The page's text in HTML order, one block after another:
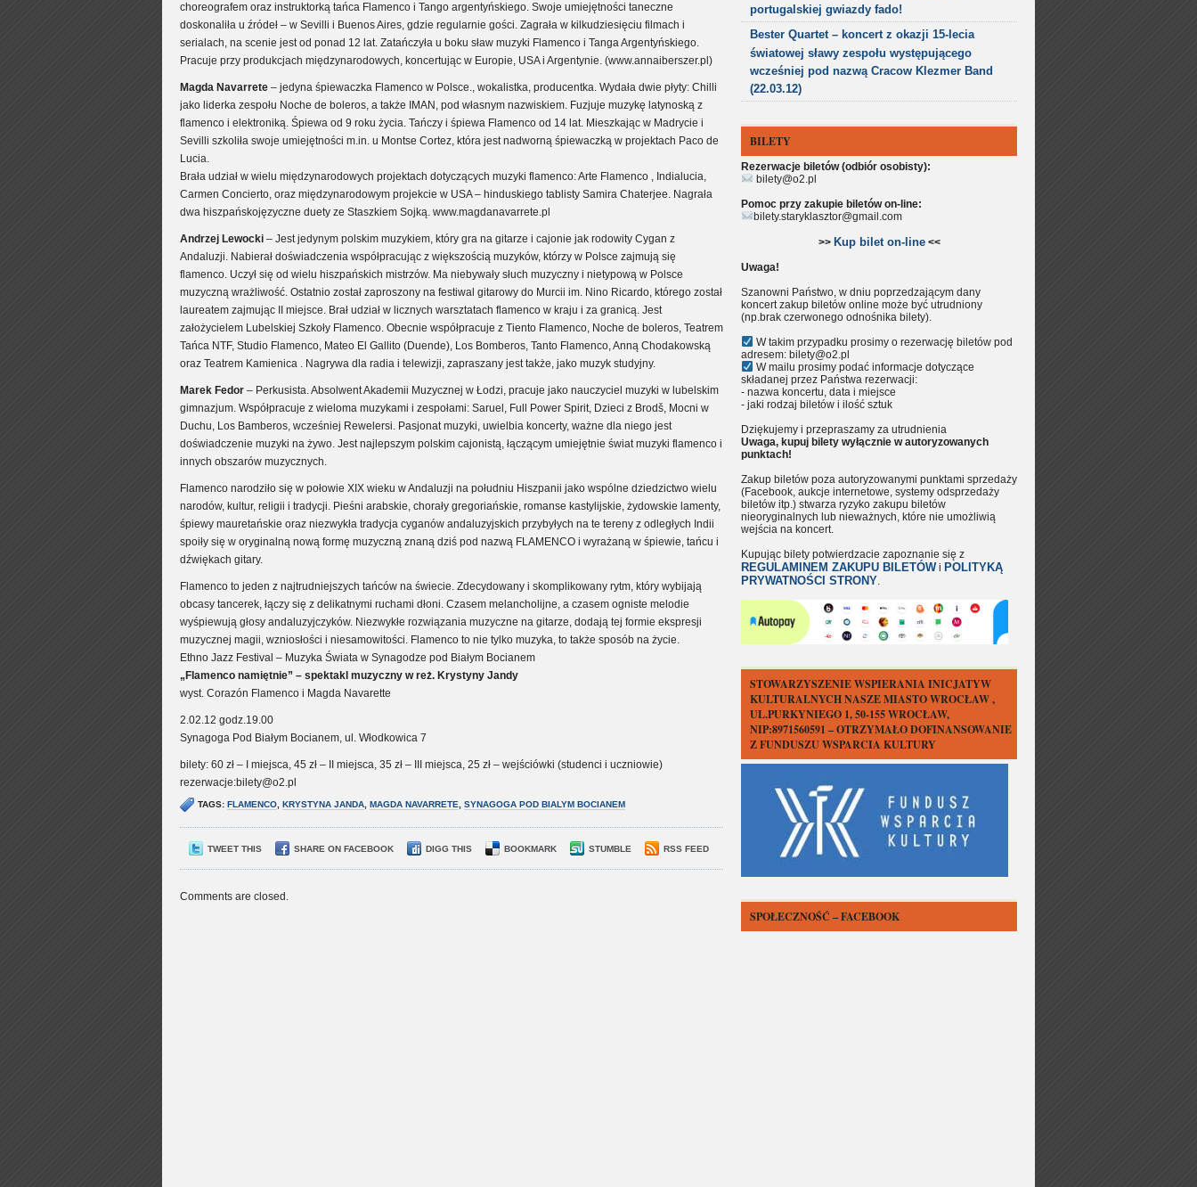
portugalskiej gwiazdy fado!
Bester Quartet – koncert z okazji 15-lecia
światowej sławy zespołu występującego
wcześniej pod nazwą Cracow Klezmer Band
(22.03.12)
BILETY
Rezerwacje biletów (odbiór osobisty):
bilety@o2.pl
Pomoc przy zakupie biletów on-line:
bilety.staryklasztor@gmail.com
>> Kup bilet on-line<<
Uwaga!
Szanowni Państwo, w dniu poprzedzającym dany
koncert zakup biletów online może być utrudniony
(np.brak czerwonego odnośnika bilety).
W takim przypadku prosimy o rezerwację biletów pod
adresem: bilety@o2.pl
W mailu prosimy podać informacje dotyczące
składanej przez Państwa rezerwacji:
- nazwa koncertu, data i miejsce
- jaki rodzaj biletów i ilość sztuk
Dziękujemy i przepraszamy za utrudnienia
Uwaga, kupuj bilety wyłącznie w autoryzowanych
punktach!
Zakup biletów poza autoryzowanymi punktami sprzedaży
(Facebook, aukcje internetowe, systemy odsprzedaży
biletów itp.) stwarza ryzyko zakupu biletów
nieoryginalnych lub nieważnych, które nie umożliwią
wejścia na koncert.
Kupując bilety potwierdzacie zapoznanie się z
REGULAMINEM ZAKUPU BILETÓW i POLITYKĄ
PRYWATNOŚCI STRONY.
STOWARZYSZENIE WSPIERANIA INICJATYW
KULTURALNYCH NASZE MIASTO WROCŁAW ,
UL.PURKYNIEGO 1, 50-155 WROCŁAW,
NIP:8971560591 – OTRZYMAŁO DOFINANSOWANIE
Z FUNDUSZU WSPARCIA KULTURY
SPOŁECZNOŚĆ – FACEBOOK
choreografem oraz instruktorką tańca Flamenco i Tango argentyńskiego. Swoje umiejętności taneczne
doskonaliła u źródeł – w Sevilli i Buenos Aires, gdzie regularnie gości. Zagrała w kilkudziesięciu filmach i
serialach, na scenie jest od ponad 12 lat. Zatańczyła u boku sław muzyki Flamenco i Tanga Argentyńskiego.
Pracuje przy produkcjach międzynarodowych, koncertując w Europie, USA i Argentynie. (www.annaiberszer.pl)
Magda Navarrete – jedyna śpiewaczka Flamenco w Polsce., wokalistka, producentka. Wydała dwie płyty: Chilli
jako liderka zespołu Noche de boleros, a także IMAN, pod własnym nazwiskiem. Fuzjuje muzykę latynoską z
flamenco i elektroniką. Śpiewa od 9 roku życia. Tańczy i śpiewa Flamenco od 14 lat. Mieszkając w Madrycie i
Sevilli szkoliła swoje umiejętności m.in. u Montse Cortez, która jest nadworną śpiewaczką w projektach Paco de
Lucia.
Brała udział w wielu międzynarodowych projektach dotyczących muzyki flamenco: Arte Flamenco , Indialucia,
Carmen Concierto, oraz międzynarodowym projekcie w USA – hinduskiego tablisty Samira Chaterjee. Nagrała
dwa hiszpańskojęzyczne duety ze Staszkiem Sojką. www.magdanavarrete.pl
Andrzej Lewocki – Jest jedynym polskim muzykiem, który gra na gitarze i cajonie jak rodowity Cygan z
Andaluzji. Nabierał doświadczenia współpracując z większością muzyków, którzy w Polsce zajmują się
flamenco. Uczył się od wielu hiszpańskich mistrzów. Ma niebywały słuch muzyczny i nietypową w Polsce
muzyczną wrażliwość. Ostatnio został zaproszony na festiwal gitarowy do Murcii im. Nino Ricardo, którego został
laureatem zajmując II miejsce. Brał udział w licznych warsztatach flamenco w kraju i za granicą. Jest
założycielem Lubelskiej Szkoły Flamenco. Obecnie współpracuje z Tiento Flamenco, Noche de boleros, Teatrem
Tańca NTF, Studio Flamenco, Mateo El Gallito (Duende), Los Bomberos, Tanto Flamenco, Anną Chodakowską
oraz Teatrem Kamienica . Nagrywa dla radia i telewizji, zapraszany jest także, jako muzyk studyjny.
Marek Fedor – Perkusista. Absolwent Akademii Muzycznej w Łodzi, pracuje jako nauczyciel muzyki w lubelskim
gimnazjum. Współpracuje z wieloma muzykami i zespołami: Saruel, Full Power Spirit, Dzieci z Brodš, Mocni w
Duchu, Los Bamberos, wcześniej Rewelersi. Pasjonat muzyki, uwielbia koncerty, ważne dla niego jest
doświadczenie muzyki na żywo. Jest najlepszym polskim cajonistą, łączącym umiejętnie świat muzyki flamenco i
innych obszarów muzycznych.
Flamenco narodziło się w połowie XIX wieku w Andaluzji na południu Hiszpanii jako wspólne dziedzictwo wielu
narodów, kultur, religii i tradycji. Pieśni arabskie, chorały gregoriańskie, romanse kastylijskie, żydowskie lamenty,
śpiewy mauretańskie oraz niezwykła tradycja cyganów andaluzyjskich przybyłych na te tereny z odległych Indii
spoiły się w oryginalną nową formę muzyczną znaną dziś pod nazwą FLAMENCO i wyrażaną w śpiewie, tańcu i
dźwiękach gitary.
Flamenco to jeden z najtrudniejszych tańców na świecie. Zdecydowany i skomplikowany rytm, który wybijają
obcasy tancerek, łączy się z delikatnymi ruchami dłoni. Czasem melancholijne, a czasem ogniste melodie
wyśpiewują głosy andaluzyjczyków. Niezwykłe rozwiązania muzyczne na gitarze, dodają tej formie ekspresji
muzycznej magii, wzniosłości i niesamowitości. Flamenco to nie tylko muzyka, to także sposób na życie.
Ethno Jazz Festival – Muzyka Świata w Synagodze pod Białym Bocianem
„Flamenco namiętnie” – spektakl muzyczny w reż. Krystyny Jandy
wyst. Corazón Flamenco i Magda Navarette
2.02.12 godz.19.00
Synagoga Pod Białym Bocianem, ul. Włodkowica 7
bilety: 60 zł – I miejsca, 45 zł – II miejsca, 35 zł – III miejsca, 25 zł – wejściówki (studenci i uczniowie)
rezerwacje:bilety@o2.pl
TAGS: FLAMENCO KRYSTYNA JANDA MAGDA NAVARRETE SYNAGOGA POD BIALYM BOCIANEM
TWEET THIS SHARE ON FACEBOOK DIGG THIS BOOKMARK STUMBLE RSS FEED
Comments are closed.